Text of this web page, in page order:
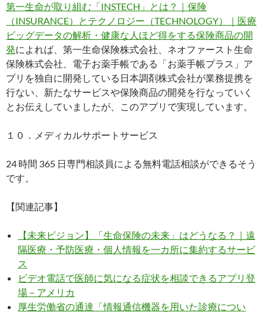
第一生命が取り組む「INSTECH」とは？｜保険
（INSURANCE）とテクノロジー（TECHNOLOGY）｜医療
ビッグデータの解析・健康な人ほど得をする保険商品の開
発によれば、第一生命保険株式会社、ネオファースト生命
保険株式会社、電子お薬手帳である「お薬手帳プラス」ア
プリを独自に開発している日本調剤株式会社が業務提携を
行ない、新たなサービスや保険商品の開発を行なっていく
とお伝えしていましたが、このアプリで実現しています。
１０．メディカルサポートサービス
24 時間 365 日専門相談員による無料電話相談ができるそう
です。
【関連記事】
【未来ビジョン】「生命保険の未来」はどうなる？｜遠
隔医療・予防医療・個人情報を一カ所に集約するサービ
ス
ビデオ電話で医師に気になる症状を相談できるアプリ登
場－アメリカ
厚生労働省の通達「情報通信機器を用いた診療につい